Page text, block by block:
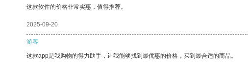
这款软件的价格非常实惠，值得推荐。
2025-09-20
游客
这款app是我购物的得力助手，让我能够找到最优惠的价格，买到最合适的商品。